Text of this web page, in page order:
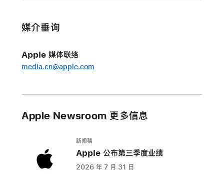
来
艳
新
计
丰
大
媒介垂询
Apple 媒体联络
media.cn@apple.com
Apple Newsroom 更多信息
新闻稿
Apple 公布第三季度业绩
2026 年 7 月 31 日